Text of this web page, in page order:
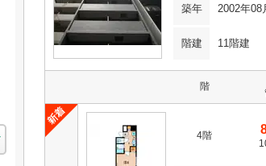
築年 2002年08
階建 11階建
階
4階